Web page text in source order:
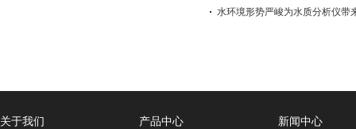
关于我们 产品中心 新闻中心